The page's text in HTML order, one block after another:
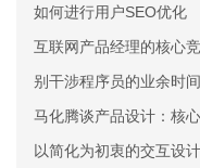
如何进行用户SEO优化
互联网产品经理的核心
别干涉程序员的业余时间
马化腾谈产品设计：核
以简化为初衷的交互设